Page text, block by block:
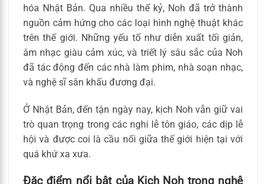
hóa Nhật Bản. Qua nhiều thế kỷ, Noh đã trở thành
nguồn cảm hứng cho các loại hình nghệ thuật khác
trên thế giới. Những yếu tố như diễn xuất tối giản,
âm nhạc giàu cảm xúc, và triết lý sâu sắc của Noh
đã tác động đến các nhà làm phim, nhà soạn nhạc,
và nghệ sĩ sân khấu đương đại.
Ở Nhật Bản, đến tận ngày nay, kịch Noh vẫn giữ vai
trò quan trọng trong các nghi lễ tôn giáo, các dịp lễ
hội và được coi là cầu nối giữa thế giới hiện tại với
quá khứ xa xưa.
Đặc điểm nổi bật của Kịch Noh trong nghệ